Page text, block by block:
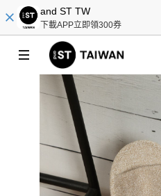
and ST TW
下載APP立即領300券